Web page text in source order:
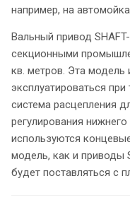
например, на
Вальный привод
секционными
кв. метров. Эта
эксплуатироваться
система расцепления
регулирования
используются
модель, как и приводы
будет поставляться с